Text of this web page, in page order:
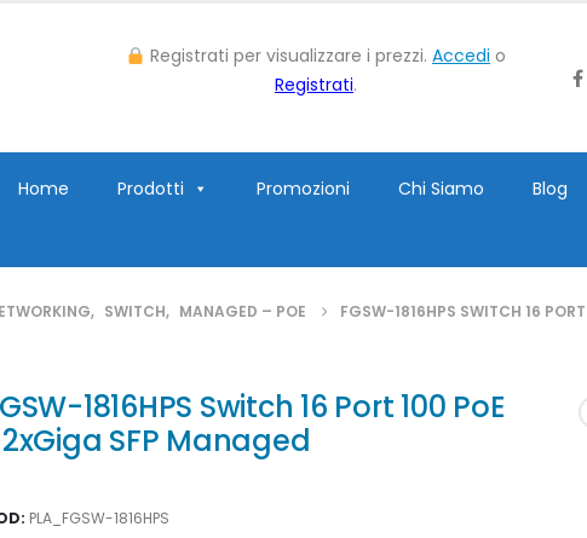
Registrati per visualizzare i prezzi. Accedi o
Registrati.
Home Prodotti Promozioni Chi Siamo Blog
, SWITCH, MANAGED – POE FGSW-1816HPS SWITCH 16
1816HPS Switch 16 Port 100 PoE
SFP Managed
PLA_FGSW-1816HPS